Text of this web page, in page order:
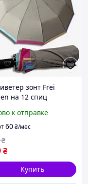
зонт Frei
на 12 спиц
автомат
качественный
зонтик
от дождя
к отправке
60₴/мес
₴
₴
Купить